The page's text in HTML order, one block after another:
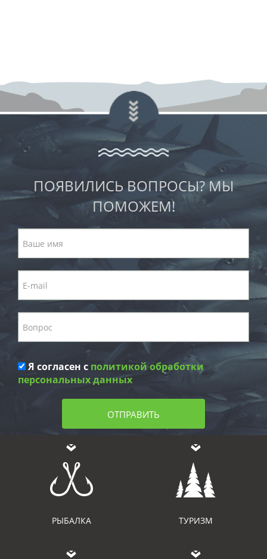
ПОЯВИЛИСЬ ВОПРОСЫ? МЫ
ПОМОЖЕМ!
Я согласен с политикой обработки
персональных данных
ОТПРАВИТЬ
РЫБАЛКА ТУРИЗМ